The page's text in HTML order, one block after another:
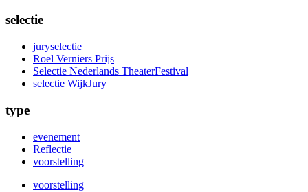
selectie
juryselectie
Roel Verniers Prijs
Selectie Nederlands TheaterFestival
selectie WijkJury
type
evenement
Reflectie
voorstelling
voorstelling